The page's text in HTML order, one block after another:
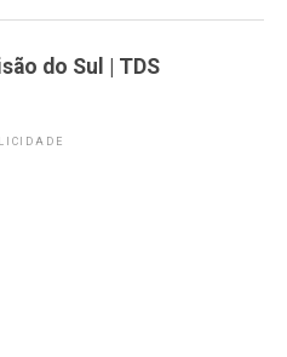
do Sul | TDS